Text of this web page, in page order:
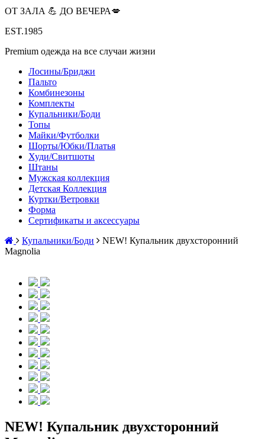
ОТ ЗАЛА 💪 ДО ВЕЧЕРА💋
EST.1985
Premium одежда на все случаи жизни
Лосины/Бриджи
Пальто
Комбинезоны
Комплекты
Купальники/Боди
Топы
Майки/Футболки
Шорты/Юбки/Платья
Худи/Свитшоты
Штаны
Мужская коллекция
Детская Коллекция
Куртки/Ветровки
Форма
Сертификаты и аксессуары
Купальники/Боди
NEW! Купальник двухсторонний
Magnolia
NEW! Купальник двухсторонний